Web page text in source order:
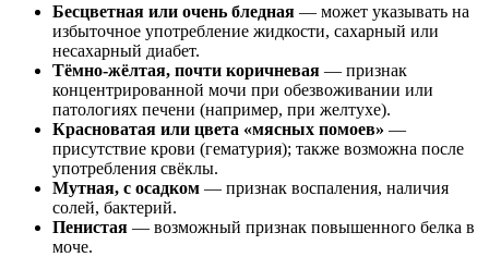
Бесцветная или очень бледная — может указывать на
избыточное употребление жидкости, сахарный или
несахарный диабет.
Тёмно-жёлтая, почти коричневая — признак
концентрированной мочи при обезвоживании или
патологиях печени (например, при желтухе).
Красноватая или цвета «мясных помоев» —
присутствие крови (гематурия); также возможна после
употребления свёклы.
Мутная, с осадком — признак воспаления, наличия
солей, бактерий.
Пенистая — возможный признак повышенного белка в
моче.